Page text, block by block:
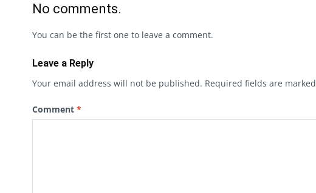
No comments.
You can be the first one to leave a comment.
Leave a Reply
Your email address will not be published. Required fields are marked
Comment *